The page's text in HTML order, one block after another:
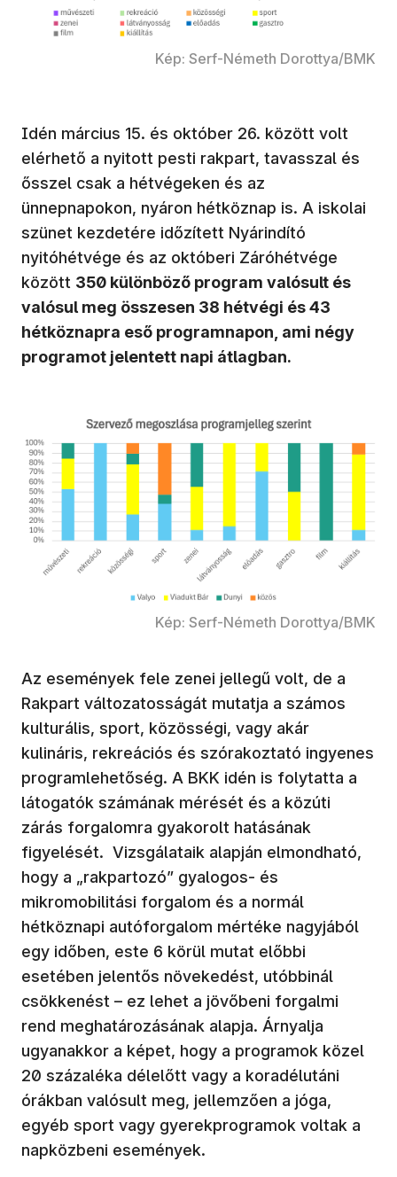
Kép: Serf-Németh Dorottya/BMK
Idén március 15. és október 26. között volt
elérhető a nyitott pesti rakpart, tavasszal és
ősszel csak a hétvégeken és az
ünnepnapokon, nyáron hétköznap is. A iskolai
szünet kezdetére időzített Nyárindító
nyitóhétvége és az októberi Záróhétvége
között 350 különböző program valósult és
valósul meg összesen 38 hétvégi és 43
hétköznapra eső programnapon, ami négy
programot jelentett napi átlagban.
Kép: Serf-Németh Dorottya/BMK
Az események fele zenei jellegű volt, de a
Rakpart változatosságát mutatja a számos
kulturális, sport, közösségi, vagy akár
kulináris, rekreációs és szórakoztató ingyenes
programlehetőség. A BKK idén is folytatta a
látogatók számának mérését és a közúti
zárás forgalomra gyakorolt hatásának
figyelését. Vizsgálataik alapján elmondható,
hogy a „rakpartozó” gyalogos- és
mikromobilitási forgalom és a normál
hétköznapi autóforgalom mértéke nagyjából
egy időben, este 6 körül mutat előbbi
esetében jelentős növekedést, utóbbinál
csökkenést – ez lehet a jövőbeni forgalmi
rend meghatározásának alapja. Árnyalja
ugyanakkor a képet, hogy a programok közel
20 százaléka délelőtt vagy a koradélutáni
órákban valósult meg, jellemzően a jóga,
egyéb sport vagy gyerekprogramok voltak a
napközbeni események.